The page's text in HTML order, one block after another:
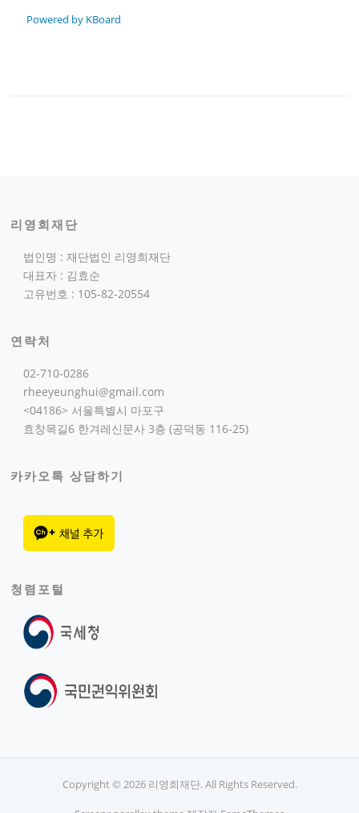
Powered by KBoard
리영희재단
법인명 : 재단법인 리영희재단
대표자 : 김효순
고유번호 : 105-82-20554
연락처
02-710-0286
rheeyeunghui@gmail.com
<04186> 서울특별시 마포구
효창목길6 한겨레신문사 3층 (공덕동 116-25)
카카오톡 상담하기
청렴포털
Copyright © 2026 리영희재단. All Rights Reserved.